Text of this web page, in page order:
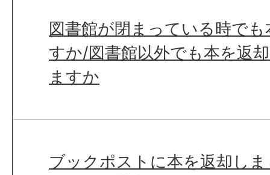
図書館が閉まっている時で
すか/図書館以外でも本を返
ますか
ブックポストに本を返却し